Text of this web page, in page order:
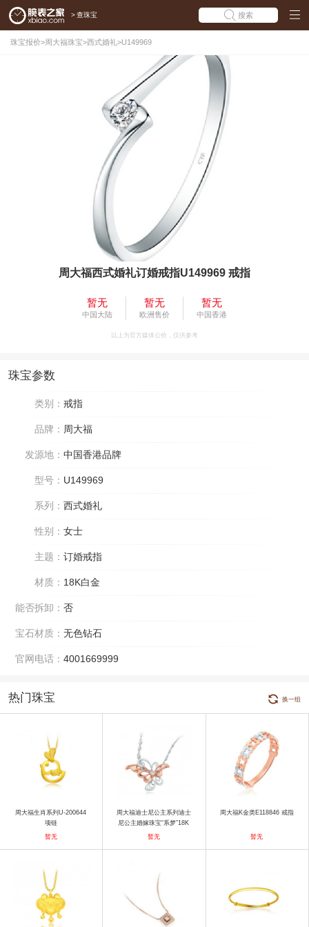
> 查珠宝 搜索
珠宝报价> 周大福珠宝>西式婚礼>U149969
周大福西式婚礼订婚戒指U149969 戒指
暂无
中国大陆
暂无
欧洲售价
暂无
中国香港
以上为官方媒体公价，仅供参考
珠宝参数
类别： 戒指
品牌： 周大福
发源地： 中国香港品牌
型号： U149969
系列： 西式婚礼
性别： 女士
主题： 订婚戒指
材质： 18K白金
能否拆卸： 否
宝石材质： 无色钻石
官网电话： 4001669999
热门珠宝 换一组
周大福生肖系列U-200644
项链
暂无
周大福迪士尼公主系列迪士
尼公主婚嫁珠宝“系梦”18K
金镶钻石吊坠 项链
暂无
周大福K金类E118846 戒指
暂无